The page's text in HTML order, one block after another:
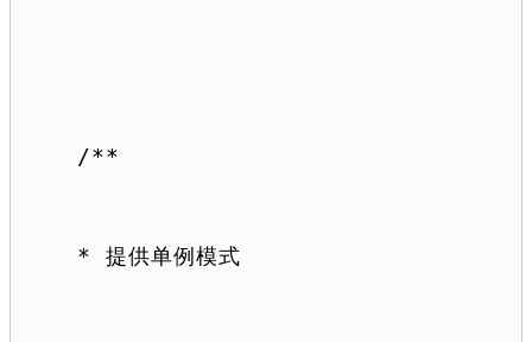
/**
* 提供单例模式